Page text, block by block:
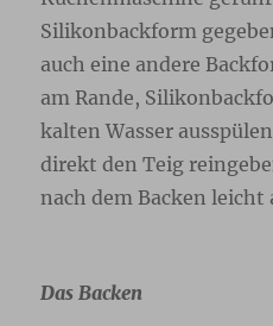
Silikonbackform
auch eine andere
am Rande,
kalten Wasser
direkt den Teig
nach dem Backen leicht
Das Backen